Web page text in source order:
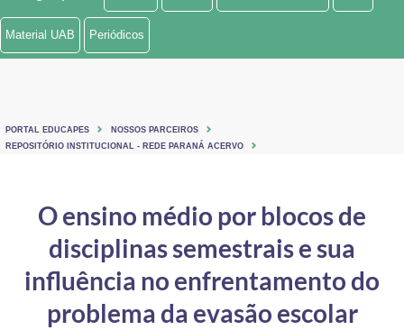
Ministério de Minas e Energia
Ministério do Turismo
Controladoria-Geral da União
Ministério da Mulher, da Família e dos Direitos Humanos
Material UAB Periódicos
PORTAL EDUCAPES
NOSSOS PARCEIROS
REPOSITÓRIO INSTITUCIONAL - REDE PARANÁ ACERVO
O ensino médio por blocos de
disciplinas semestrais e sua
influência no enfrentamento do
problema da evasão escolar